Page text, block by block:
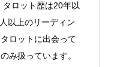
ロット歴は20年以
以上のリーディン
ロットに出会って
み扱っています。